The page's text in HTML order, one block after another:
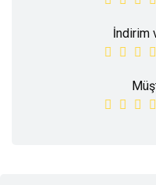
İndirim